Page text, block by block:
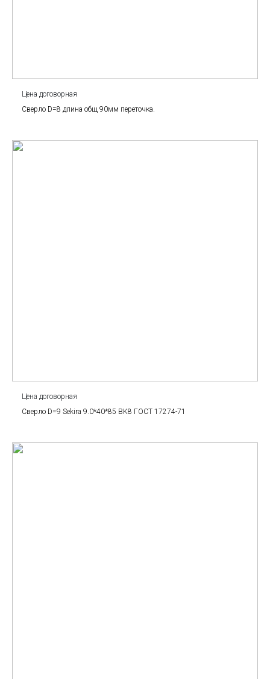
Цена договорная
Сверло D=8 длина общ 90мм переточка.
Цена договорная
Сверло D=9 Sekira 9.0*40*85 BK8 ГОСТ 17274-71